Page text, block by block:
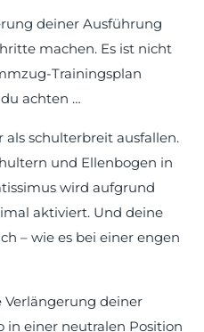
deiner Ausführung
machen. Es ist nicht
Trainingsplan
achten …
als schulterbreit ausfallen.
und Ellenbogen in
wird aufgrund
aktiviert. Und deine
– wie es bei einer engen
Verlängerung deiner
in einer neutralen Position